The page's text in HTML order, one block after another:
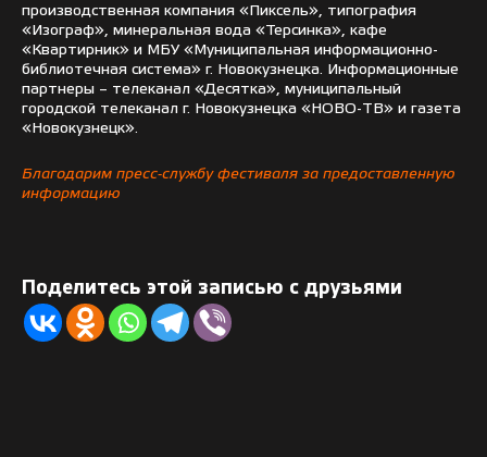
производственная компания «Пиксель», типография
«Изограф», минеральная вода «Терсинка», кафе
«Квартирник» и МБУ «Муниципальная информационно-
библиотечная система» г. Новокузнецка. Информационные
партнеры – телеканал «Десятка», муниципальный
городской телеканал г. Новокузнецка «НОВО-ТВ» и газета
«Новокузнецк».
Благодарим пресс-службу фестиваля за предоставленную
информацию
Поделитесь этой записью с друзьями